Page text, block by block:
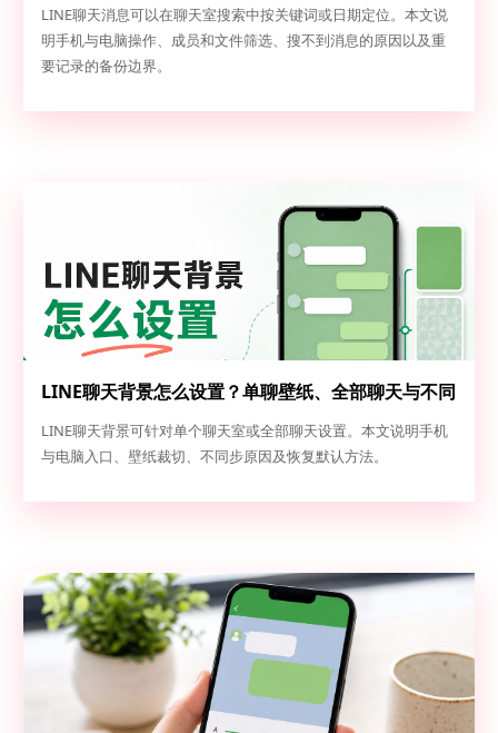
LINE聊天消息可以在聊天室搜索中按关键词或日期定位。本文说
明手机与电脑操作、成员和文件筛选、搜不到消息的原因以及重
要记录的备份边界。
LINE聊天背景怎么设置？单聊壁纸、全部聊天与不同
步排查
LINE聊天背景可针对单个聊天室或全部聊天设置。本文说明手机
与电脑入口、壁纸裁切、不同步原因及恢复默认方法。